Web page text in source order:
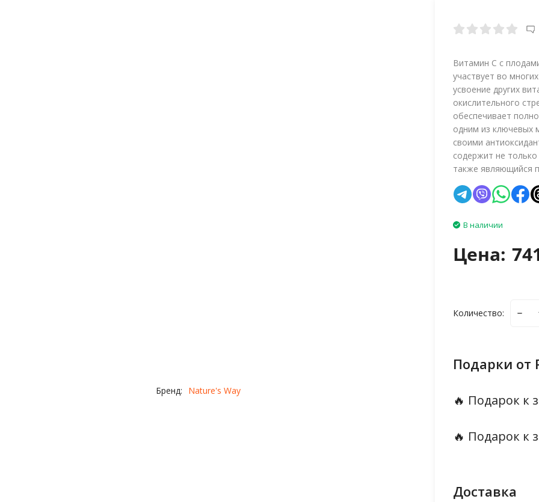
Бренд: Nature's Way
Витамин С с
участвует во
усвоение других
окислительного
обеспечивает
одним из ключевых
своими
содержит не
также являющийся
В наличии
Цена:
Количество:
Подарки от
🔥 Подарок к
🔥 Подарок к
Доставка